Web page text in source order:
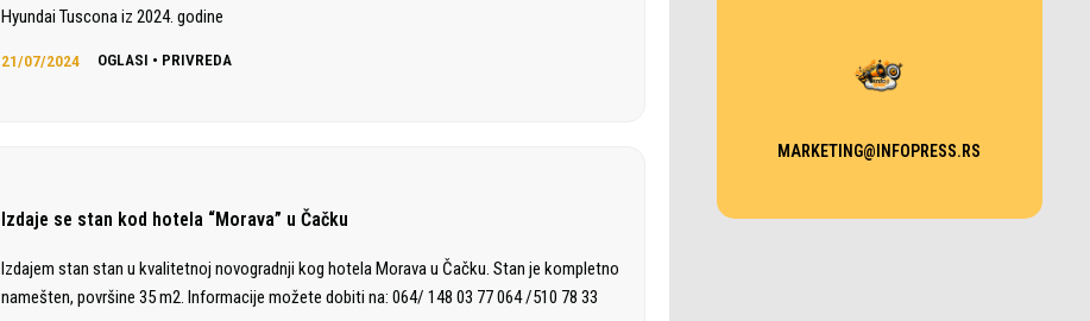
Hyundai Tuscona iz 2024. godine
21/07/2024 OGLASI • PRIVREDA
Izdaje se stan kod hotela “Morava” u Čačku
Izdajem stan stan u kvalitetnoj novogradnji kog hotela Morava u Čačku. Stan je kompletno
namešten, površine 35 m2. Informacije možete dobiti na: 064/ 148 03 77 064 /510 78 33
MARKETING@INFOPRESS.RS